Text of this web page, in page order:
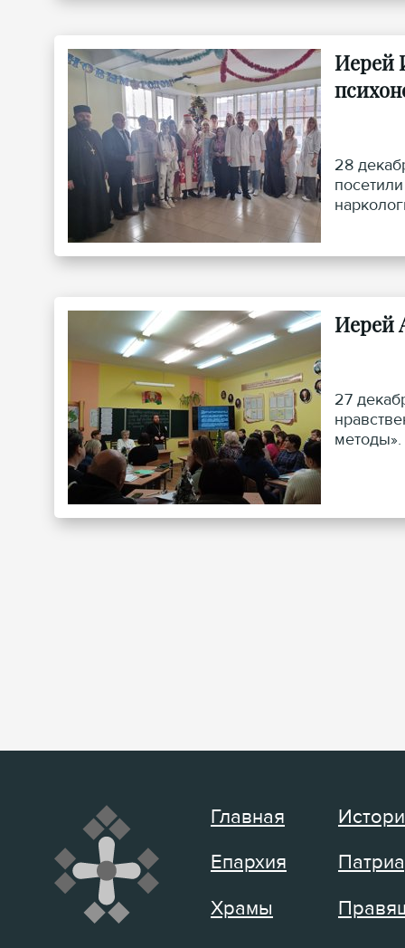
Иерей
28
Иерей
27
Главная
Епархия
Храмы